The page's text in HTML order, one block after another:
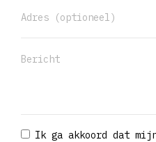
Ik ga akkoord dat mijn